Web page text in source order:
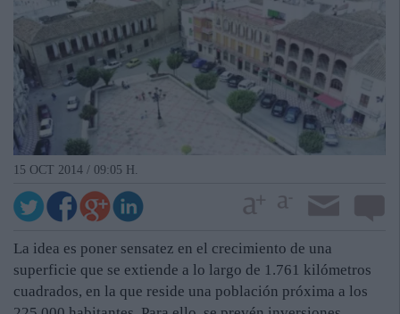
15 OCT 2014 / 09:05 H.
La idea es poner sensatez en el crecimiento de una
superficie que se extiende a lo largo de 1.761 kilómetros
cuadrados, en la que reside una población próxima a los